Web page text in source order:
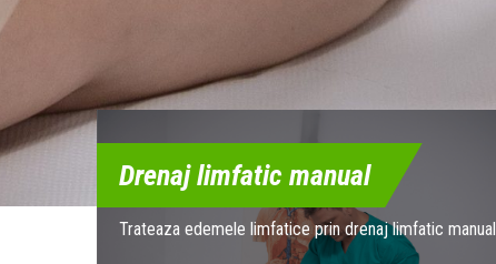
Drenaj limfatic manual
Trateaza edemele limfatice prin drenaj limfatic manual